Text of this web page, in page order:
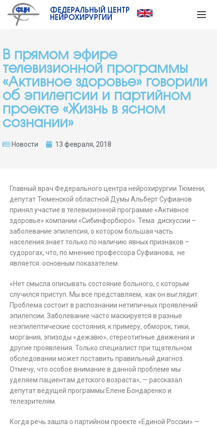
ФЕДЕРАЛЬНЫЙ ЦЕНТР
НЕЙРОХИРУРГИИ
В прямом эфире
телевизионной программы
«Активное здоровье» говорили
об эпилепсии и партийном
проекте «Жизнь в ясном
сознании»
Новости 13 февраля, 2018
Главный врач Федерального центра нейрохирургии Тюмени,
депутат Тюменской областной Думы Альберт Суфианов
принял участие в телевизионной программе «Активное
здоровье» компании «Сибинфорбюро». Тема дискуссии –
заболевание эпилепсия, о котором большая часть
населения знает только по наличию явных признаков –
судорогах, что, по мнению профессора Суфианова, не
является основным показателем.
«Нет смысла описывать состояние больного, с которым
случился приступ. Мы все представляем, как он выглядит.
Проблема состоит в распознании нетипичных проявлений
эпилепсии. Заболевание часто маскируется в разные
неэпилептические состояния, к примеру, обморок, тики,
моргания, эпизоды «дежавю», стереотипные движения и
другие проявления. Только специалист при тщательном
обследовании может поставить правильный диагноз.
Отмечу, что особое внимание в данной проблеме мы
уделяем пациентам детского возраста», — рассказал
депутат ведущей программы Елене Бондаренко и
телезрителям.
Когда речь зашла о партийном проекте «Единой России» —